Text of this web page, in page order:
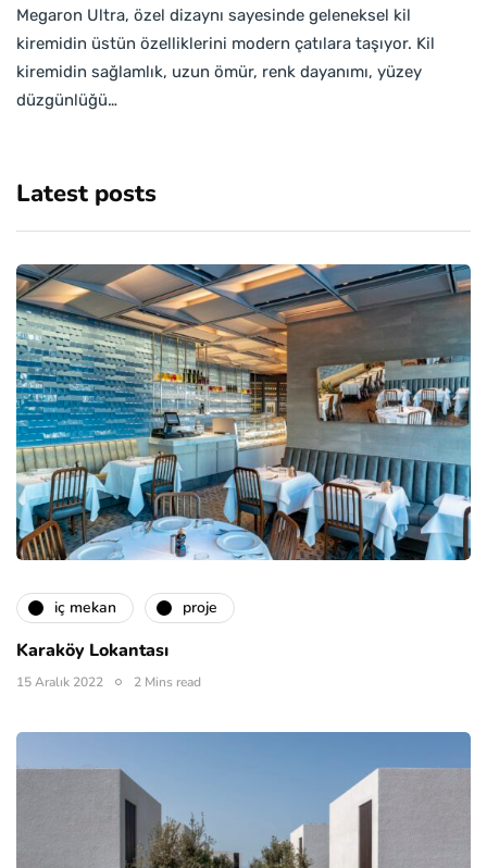
Megaron Ultra, özel dizaynı sayesinde geleneksel kil
kiremidin üstün özelliklerini modern çatılara taşıyor. Kil
kiremidin sağlamlık, uzun ömür, renk dayanımı, yüzey
düzgünlüğü…
Latest posts
i̇ç mekan proje
Karaköy Lokantası
15 Aralık 2022 2 Mins read